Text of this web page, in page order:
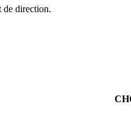
de direction.